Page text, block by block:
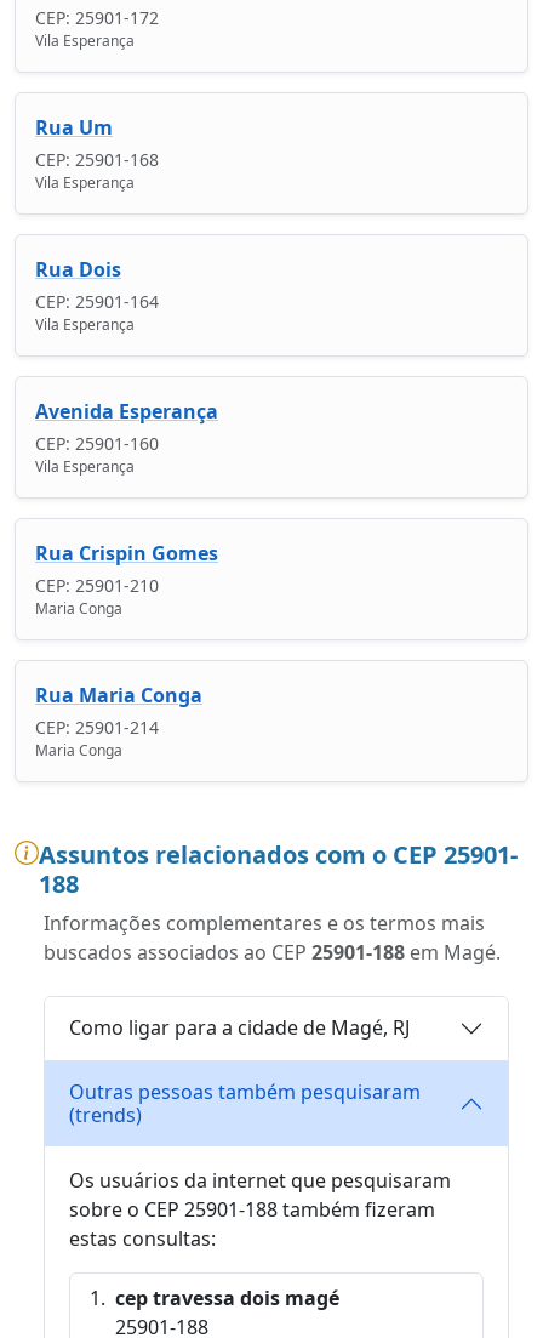
CEP: 25901-172
Vila Esperança
Rua Um
CEP: 25901-168
Vila Esperança
Rua Dois
CEP: 25901-164
Vila Esperança
Avenida Esperança
CEP: 25901-160
Vila Esperança
Rua Crispin Gomes
CEP: 25901-210
Maria Conga
Rua Maria Conga
CEP: 25901-214
Maria Conga
Assuntos relacionados com o CEP 25901-
188
Informações complementares e os termos mais
buscados associados ao CEP 25901-188 em Magé.
Como ligar para a cidade de Magé, RJ
Outras pessoas também pesquisaram
(trends)
Os usuários da internet que pesquisaram
sobre o CEP 25901-188 também fizeram
estas consultas:
cep travessa dois magé
25901-188